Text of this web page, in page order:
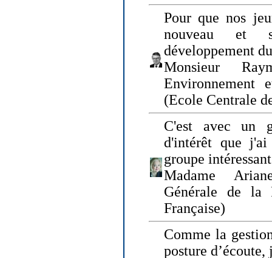
Pour que nos
nouveau et
développement
Monsieur
Environnement
(Ecole Centrale
C'est avec un
d'intérêt que
groupe
Madame
Générale de la
Française)
Comme la
posture